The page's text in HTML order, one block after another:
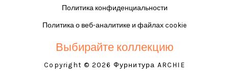
Политика конфиденциальности
Политика о веб-аналитике и файлах cookie
Выбирайте коллекцию
Copyright © 2026 Фурнитура ARCHIE